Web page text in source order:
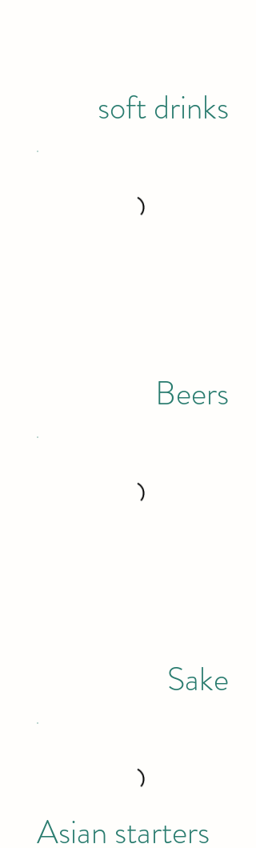
soft drinks
Beers
Sake
Asian starters